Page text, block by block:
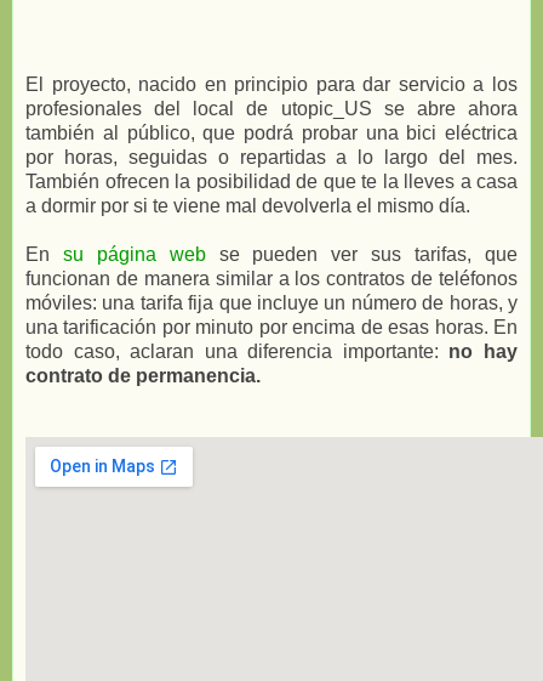
El proyecto, nacido en principio para dar servicio a los
profesionales del local de utopic_US se abre ahora
también al público, que podrá probar una bici eléctrica
por horas, seguidas o repartidas a lo largo del mes.
También ofrecen la posibilidad de que te la lleves a casa
a dormir por si te viene mal devolverla el mismo día.
En su página webse pueden ver sus tarifas, que
funcionan de manera similar a los contratos de teléfonos
móviles: una tarifa fija que incluye un número de horas, y
una tarificación por minuto por encima de esas horas. En
todo caso, aclaran una diferencia importante: no hay
contrato de permanencia.